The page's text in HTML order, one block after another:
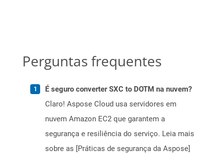
Perguntas frequentes
É seguro converter SXC to DOTM na nuvem?
Claro! Aspose Cloud usa servidores em
nuvem Amazon EC2 que garantem a
segurança e resiliência do serviço. Leia mais
sobre as [Práticas de segurança da Aspose]